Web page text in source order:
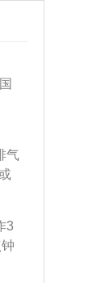
气
3